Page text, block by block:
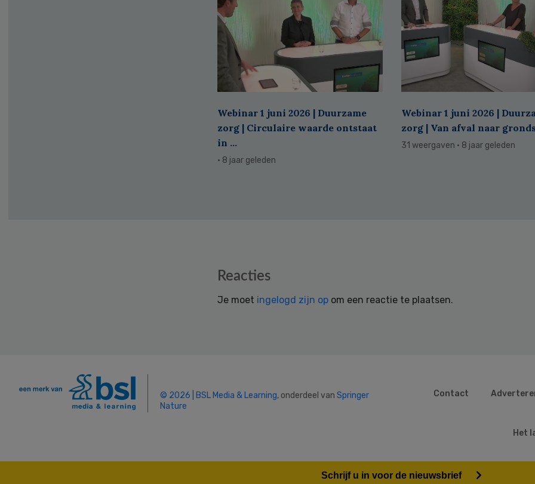
Webinar 1 juni 2026 | Duurzame
zorg | Circulaire waarde ontstaat
in ...
· 8 jaar geleden
Webinar 1 juni 2026 |
zorg | Van afval naar
31 weergaven · 8 jaar geleden
Reacties
Je moet ingelogd zijn op om een reactie te plaatsen.
© 2026 | BSL Media & Learning, onderdeel van Springer
Nature
Contact
Het
Schrijf u in voor de nieuwsbrief